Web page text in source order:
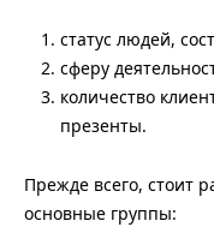
статус людей,
сферу
количество
презенты.
Прежде всего, стоит
основные группы: